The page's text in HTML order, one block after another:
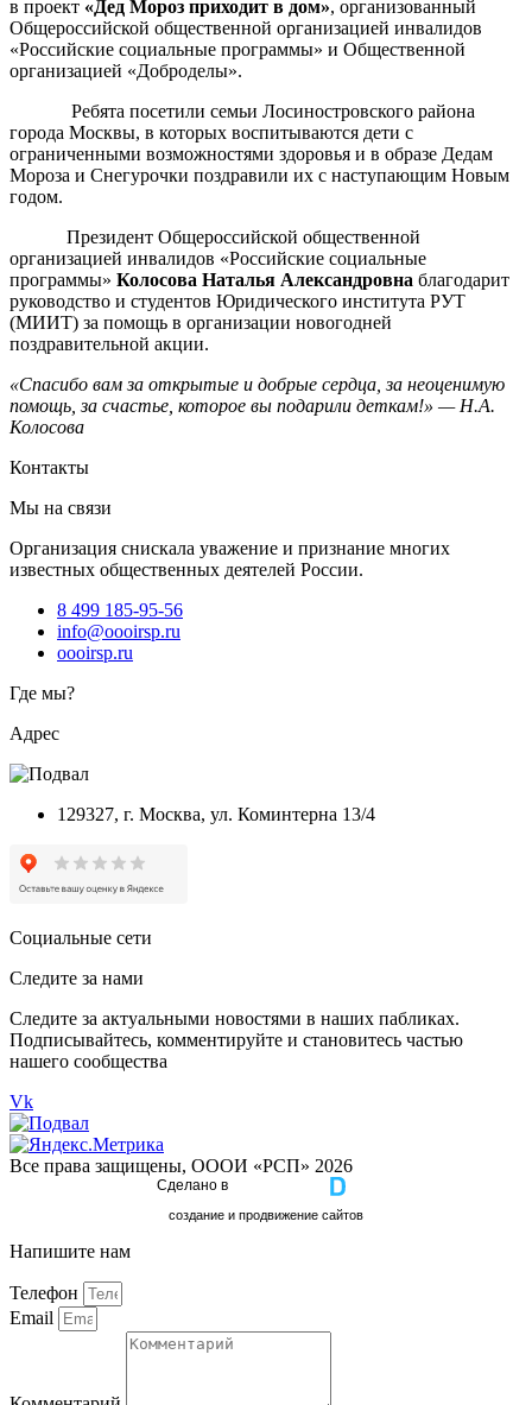
в проект «Дед Мороз приходит в дом», организованный
Общероссийской общественной организацией инвалидов
«Российские социальные программы» и Общественной
организацией «Доброделы».
Ребята посетили семьи Лосиностровского района
города Москвы, в которых воспитываются дети с
ограниченными возможностями здоровья и в образе Дедам
Мороза и Снегурочки поздравили их с наступающим Новым
годом.
Президент Общероссийской общественной
организацией инвалидов «Российские социальные
программы» Колосова Наталья Александровна благодарит
руководство и студентов Юридического института РУТ
(МИИТ) за помощь в организации новогодней
поздравительной акции.
«Спасибо вам за открытые и добрые сердца, за неоценимую
помощь,за счастье, которое вы подарили деткам!» — Н.А.
Колосова
Контакты
Мы на связи
Организация снискала уважение и признание многих
известных общественных деятелей России.
8 499 185-95-56
info@oooirsp.ru
oooirsp.ru
Где мы?
Адрес
129327, г. Москва, ул. Коминтерна 13/4
Социальные сети
Следите за нами
Следите за актуальными новостями в наших пабликах.
Подписывайтесь, комментируйте и становитесь частью
нашего сообщества
Vk
Все права защищены, ОООИ «РСП» 2026
Сделано в
cоздание и продвижение сайтов
Напишите нам
Телефон
Email